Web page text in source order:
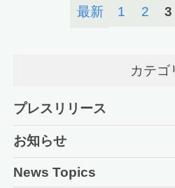
最新 1 2 3
カテゴ
プレスリリース
お知らせ
News Topics